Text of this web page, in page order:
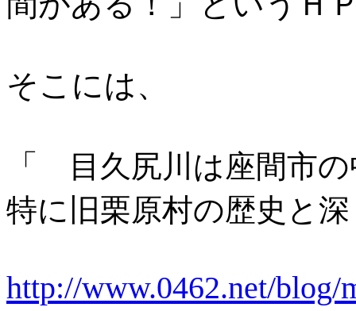
そこには、
「
目久尻川は座間市の
特に旧栗原村の歴史と
http://www.0462.net/blog/